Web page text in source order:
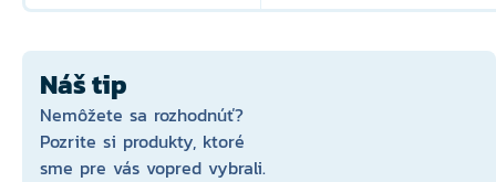
Náš tip
Nemôžete sa rozhodnúť?
Pozrite si produkty, ktoré
sme pre vás vopred vybrali.